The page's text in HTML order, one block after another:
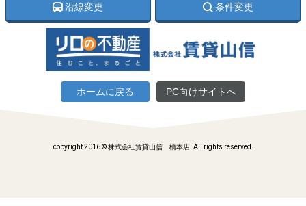
沿線変更 条件変更
ホームに戻る PC向けサイトへ
copyright 2016 © 株式会社賃貸山信 橋本店. All rights reserved.